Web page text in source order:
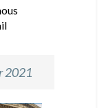
2021